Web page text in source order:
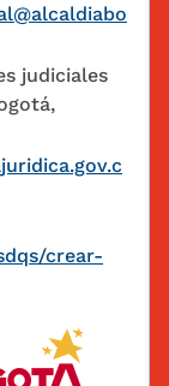
judiciales
crear-